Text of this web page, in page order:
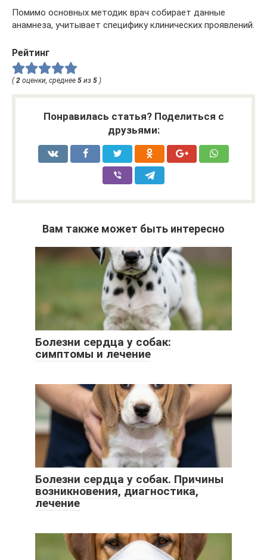
Помимо основных методик врач собирает данные
анамнеза, учитывает специфику клинических проявлений.
Рейтинг
( 2 оценки, среднее 5 из 5 )
Понравилась статья? Поделиться с
друзьями:
Вам также может быть интересно
Болезни сердца у собак:
симптомы и лечение
Болезни сердца у собак. Причины
возникновения, диагностика,
лечение